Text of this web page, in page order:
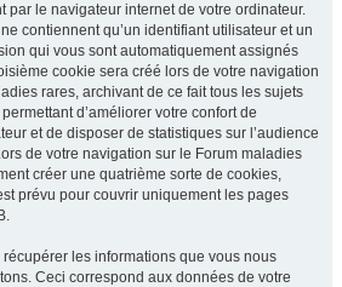
par le navigateur internet de votre ordinateur.
contiennent qu’un identifiant utilisateur et un
qui vous sont automatiquement assignés
cookie sera créé lors de votre navigation
rares, archivant de ce fait tous les sujets
d’améliorer votre confort de
et de disposer de statistiques sur l’audience
de votre navigation sur le Forum maladies
créer une quatrième sorte de cookies,
prévu pour couvrir uniquement les pages
les informations que vous nous
Ceci correspond aux données de votre